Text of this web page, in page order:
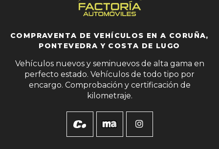
COMPRAVENTA DE VEHÍCULOS EN A CORUÑA,
PONTEVEDRA Y COSTA DE LUGO
Vehículos nuevos y seminuevos de alta gama en
perfecto estado. Vehículos de todo tipo por
encargo. Comprobación y certificación de
kilometraje.